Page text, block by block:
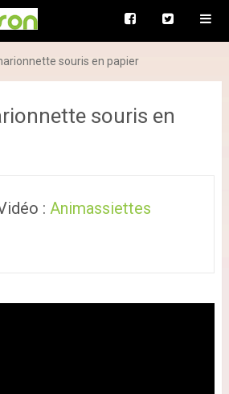
souris en papier
souris en
: Animassiettes